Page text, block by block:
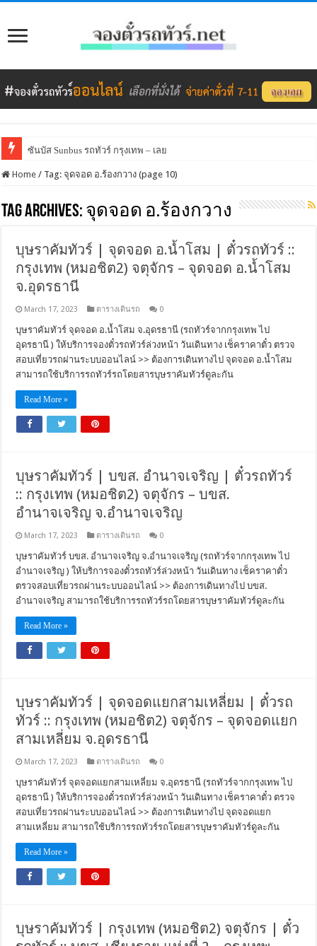
ซันบัส Sunbus รถทัวร์ กรุงเทพ – เลย
Home / Tag:จุดจอด อ.ร้องกวาง (page 10)
Tag Archives: จุดจอด อ.ร้องกวาง
บุษราคัมทัวร์ | จุดจอด อ.น้ำโสม | ตั๋วรถทัวร์ ::
กรุงเทพ (หมอชิต2) จตุจักร – จุดจอด อ.น้ำโสม
จ.อุดรธานี
March 17, 2023 ตารางเดินรถ 0
บุษราคัมทัวร์ จุดจอด อ.น้ำโสม จ.อุดรธานี (รถทัวร์จากกรุงเทพ ไป
อุดรธานี ) ให้บริการจองตั๋วรถทัวร์ล่วงหน้า วันเดินทาง เช็คราคาตั๋ว ตรวจ
สอบเที่ยวรถผ่านระบบออนไลน์ >> ต้องการเดินทางไป จุดจอด อ.น้ำโสม
สามารถใช้บริการรถทัวร์รถโดยสารบุษราคัมทัวร์ดูละกัน
Read More »
บุษราคัมทัวร์ | บขส. อำนาจเจริญ | ตั๋วรถทัวร์
:: กรุงเทพ (หมอชิต2) จตุจักร – บขส.
อำนาจเจริญ จ.อำนาจเจริญ
March 17, 2023 ตารางเดินรถ 0
บุษราคัมทัวร์ บขส. อำนาจเจริญ จ.อำนาจเจริญ (รถทัวร์จากกรุงเทพ ไป
อำนาจเจริญ ) ให้บริการจองตั๋วรถทัวร์ล่วงหน้า วันเดินทาง เช็คราคาตั๋ว
ตรวจสอบเที่ยวรถผ่านระบบออนไลน์ >> ต้องการเดินทางไป บขส.
อำนาจเจริญ สามารถใช้บริการรถทัวร์รถโดยสารบุษราคัมทัวร์ดูละกัน
Read More »
บุษราคัมทัวร์ | จุดจอดแยกสามเหลี่ยม | ตั๋วรถ
ทัวร์ :: กรุงเทพ (หมอชิต2) จตุจักร – จุดจอดแยก
สามเหลี่ยม จ.อุดรธานี
March 17, 2023 ตารางเดินรถ 0
บุษราคัมทัวร์ จุดจอดแยกสามเหลี่ยม จ.อุดรธานี (รถทัวร์จากกรุงเทพ ไป
อุดรธานี ) ให้บริการจองตั๋วรถทัวร์ล่วงหน้า วันเดินทาง เช็คราคาตั๋ว ตรวจ
สอบเที่ยวรถผ่านระบบออนไลน์ >> ต้องการเดินทางไป จุดจอดแยก
สามเหลี่ยม สามารถใช้บริการรถทัวร์รถโดยสารบุษราคัมทัวร์ดูละกัน
Read More »
บุษราคัมทัวร์ | กรุงเทพ (หมอชิต2) จตุจักร | ตั๋ว